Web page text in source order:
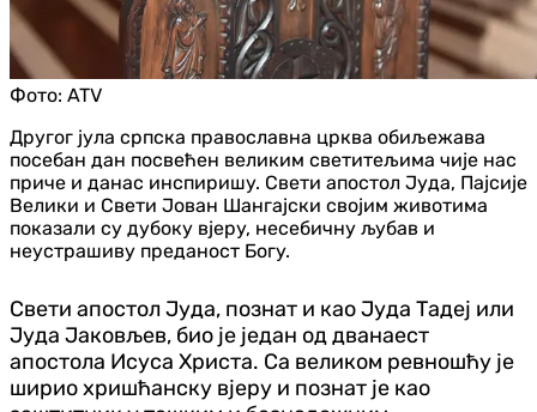
Фото: ATV
Другог јула српска православна црква обиљежава
посебан дан посвећен великим светитељима чије нас
приче и данас инспиришу. Свети апостол Јуда, Пајсије
Велики и Свети Јован Шангајски својим животима
показали су дубоку вjеру, несебичну љубав и
неустрашиву преданост Богу.
Свети апостол Јуда, познат и као Јуда Тадеј или
Јуда Јаковљев, био је један од дванаест
апостола Исуса Христа. Са великом ревношћу је
ширио хришћанску вјеру и познат је као